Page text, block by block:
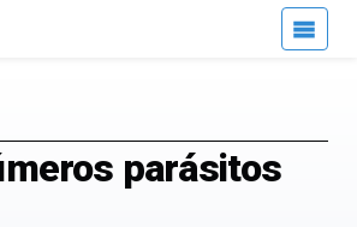
parásitos